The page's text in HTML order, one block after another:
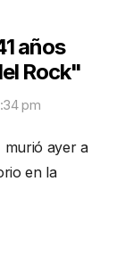
años
Rock"
pm
murió ayer a
en la